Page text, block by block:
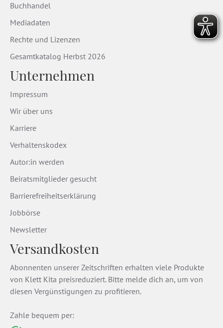
Buchhandel
Mediadaten
Rechte und Lizenzen
Gesamtkatalog Herbst 2026
Unternehmen
Impressum
Wir über uns
Karriere
Verhaltenskodex
Autor:in werden
Beiratsmitglieder gesucht
Barrierefreiheitserklärung
Jobbörse
Newsletter
Versandkosten
Abonnenten unserer Zeitschriften erhalten viele Produkte
von Klett Kita preisreduziert. Bitte melde dich an, um von
diesen Vergünstigungen zu profitieren.
Zahle bequem per: